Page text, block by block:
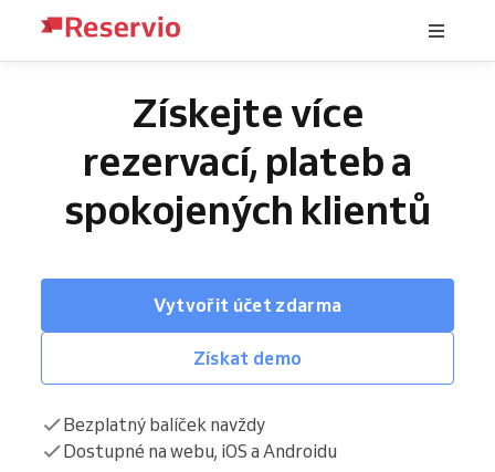
Získejte více
rezervací, plateb a
spokojených klientů
Vytvořit účet zdarma
Získat demo
Bezplatný balíček navždy
Dostupné na webu, iOS a Androidu